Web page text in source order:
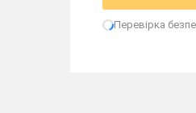
Перевірка